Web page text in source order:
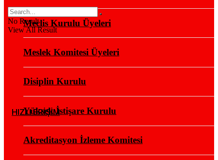
No Result
View All Result
HIZLI ERİŞİM
Meclis Kurulu Üyeleri
Meslek Komitesi Üyeleri
Disiplin Kurulu
Yüksek İstişare Kurulu
Akreditasyon İzleme Komitesi